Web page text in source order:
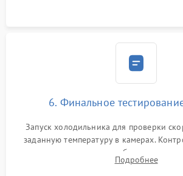
6. Финальное
Запуск холодильника для проверки
заданную температуру в камерах.
компрессора, отсутствия обмерзания
срабатывания системыПодробнее